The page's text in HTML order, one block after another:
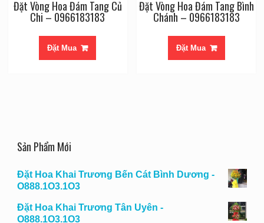
Đặt Vòng Hoa Đám Tang Củ
Chi – 0966183183
Đặt Mua
Đặt Vòng Hoa Đám Tang Bình
Chánh – 0966183183
Đặt Mua
Sản Phẩm Mới
Đặt Hoa Khai Trương Bến Cát Bình Dương -
O888.1O3.1O3
Đặt Hoa Khai Trương Tân Uyên -
O888.1O3.1O3